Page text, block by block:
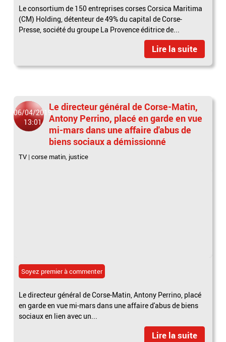
Le consortium de 150 entreprises corses Corsica Maritima
(CM) Holding, détenteur de 49% du capital de Corse-
Presse, société du groupe La Provence éditrice de...
Lire la suite
06/04/2019
13:01
Le directeur général de Corse-Matin,
Antony Perrino, placé en garde en vue
mi-mars dans une affaire d'abus de
biens sociaux a démissionné
TV |corse matin, justice
Soyez premier à commenter
Le directeur général de Corse-Matin, Antony Perrino, placé
en garde en vue mi-mars dans une affaire d'abus de biens
sociaux en lien avec un...
Lire la suite